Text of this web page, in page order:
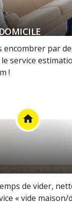
encombrer par
service
!
home
de vider,
« vide maison/